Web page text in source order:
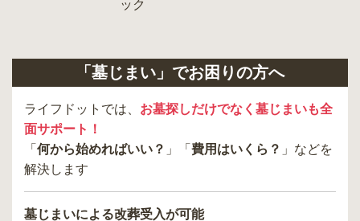
「墓じまい」でお困りの方へ
ライフドットでは、 お墓探しだけでなく墓じまいも全
面サポート！
「 何から始めればいい？ 」「 費用はいくら？ 」などを
解決します
墓じまいによる改葬受入が可能